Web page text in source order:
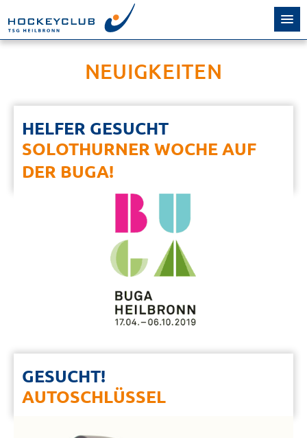
NEUIGKEITEN
HELFER GESUCHT
SOLOTHURNER WOCHE AUF
DER BUGA!
GESUCHT!
AUTOSCHLÜSSEL